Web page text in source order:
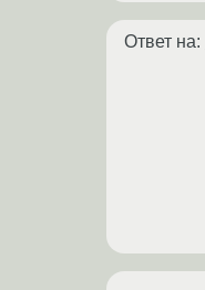
Ответ на: